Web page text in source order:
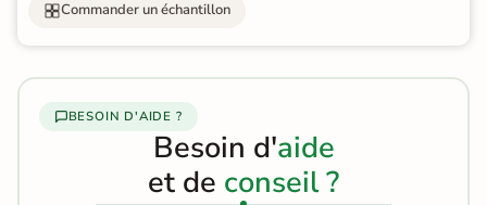
Commander un échantillon
BESOIN D'AIDE ?
Besoin d'aide
et de conseil ?